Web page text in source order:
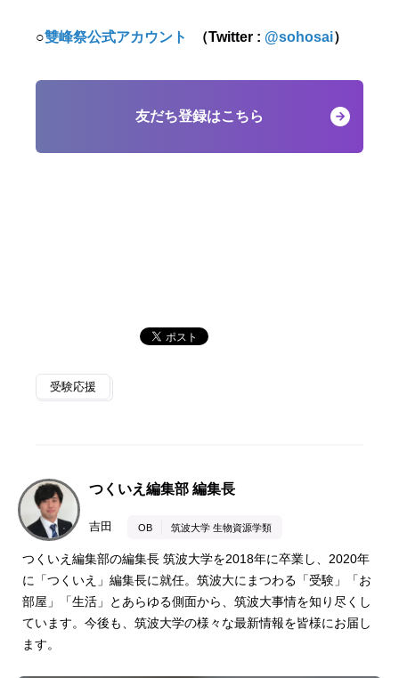
○雙峰祭公式アカウント （Twitter : @sohosai）
友だち登録はこちら
受験応援
つくいえ編集部 編集長
吉田 OB 筑波大学 生物資源学類
つくいえ編集部の編集長 筑波大学を2018年に卒業し、2020年
に「つくいえ」編集長に就任。筑波大にまつわる「受験」「お
部屋」「生活」とあらゆる側面から、筑波大事情を知り尽くし
ています。今後も、筑波大学の様々な最新情報を皆様にお届し
ます。